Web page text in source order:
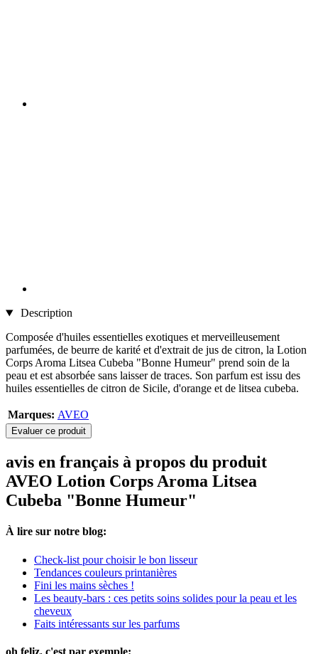
Description
Composée d'huiles essentielles exotiques et merveilleusement
parfumées, de beurre de karité et d'extrait de jus de citron, la Lotion
Corps Aroma Litsea Cubeba "Bonne Humeur" prend soin de la
peau et est absorbée sans laisser de traces. Son parfum est issu des
huiles essentielles de citron de Sicile, d'orange et de litsea cubeba.
Marques: AVEO
Evaluer ce produit
avis en français à propos du produit
AVEO Lotion Corps Aroma Litsea
Cubeba "Bonne Humeur"
À lire sur notre blog:
Check-list pour choisir le bon lisseur
Tendances couleurs printanières
Fini les mains sèches !
Les beauty-bars : ces petits soins solides pour la peau et les
cheveux
Faits intéressants sur les parfums
oh feliz, c'est par exemple: